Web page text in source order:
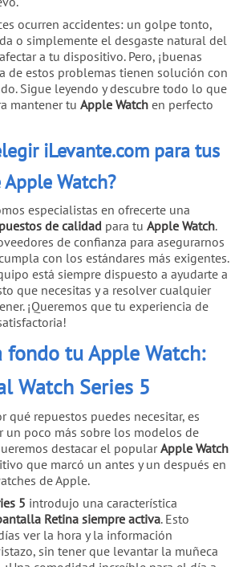
ocurren accidentes: un golpe tonto,
o simplemente el desgaste natural del
a tu dispositivo. Pero, ¡buenas
de estos problemas tienen solución con
Sigue leyendo y descubre todo lo que
mantener tu Apple Watch en perfecto
iLevante.com para tus
Watch?
especialistas en ofrecerte una
de calidad para tu Apple Watch.
de confianza para asegurarnos
con los estándares más exigentes.
está siempre dispuesto a ayudarte a
que necesitas y a resolver cualquier
¡Queremos que tu experiencia de
fondo tu Apple Watch:
Watch Series 5
qué repuestos puedes necesitar, es
un poco más sobre los modelos de
destacar el popularApple Watch
que marcó un antes y un después en
de Apple.
5 introdujo una característica
Retina siempre activa. Esto
ver la hora y la información
sin tener que levantar la muñeca